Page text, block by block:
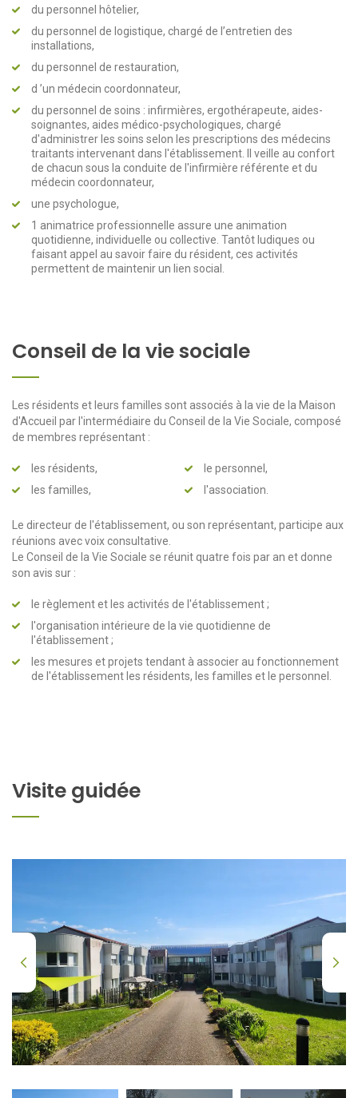
du personnel hôtelier,
du personnel de logistique, chargé de l’entretien des
installations,
du personnel de restauration,
d ’un médecin coordonnateur,
du personnel de soins : infirmières, ergothérapeute, aides-
soignantes, aides médico-psychologiques, chargé
d'administrer les soins selon les prescriptions des médecins
traitants intervenant dans l'établissement. Il veille au confort
de chacun sous la conduite de l'infirmière référente et du
médecin coordonnateur,
une psychologue,
1 animatrice professionnelle assure une animation
quotidienne, individuelle ou collective. Tantôt ludiques ou
faisant appel au savoir faire du résident, ces activités
permettent de maintenir un lien social.
Conseil de la vie sociale
Les résidents et leurs familles sont associés à la vie de la Maison
d'Accueil par l'intermédiaire du Conseil de la Vie Sociale, composé
de membres représentant :
les résidents,
les familles,
le personnel,
l'association.
Le directeur de l'établissement, ou son représentant, participe aux
réunions avec voix consultative.
Le Conseil de la Vie Sociale se réunit quatre fois par an et donne
son avis sur :
le règlement et les activités de l'établissement ;
l'organisation intérieure de la vie quotidienne de
l'établissement ;
les mesures et projets tendant à associer au fonctionnement
de l'établissement les résidents, les familles et le personnel.
Visite guidée